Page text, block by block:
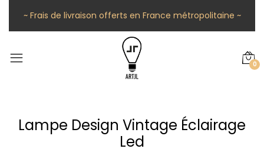
~ Frais de livraison offerts en France métropolitaine ~
0
Lampe Design Vintage Éclairage
Led